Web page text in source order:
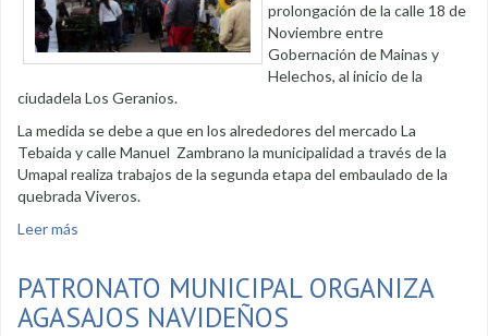
prolongación de la calle 18 de
Noviembre entre
Gobernación de Mainas y
Helechos, al inicio de la
ciudadela Los Geranios.
La medida se debe a que en los alrededores del mercado La
Tebaida y calle Manuel Zambrano la municipalidad a través de la
Umapal realiza trabajos de la segunda etapa del embaulado de la
quebrada Viveros.
Leer más
PATRONATO MUNICIPAL ORGANIZA
AGASAJOS NAVIDEÑOS